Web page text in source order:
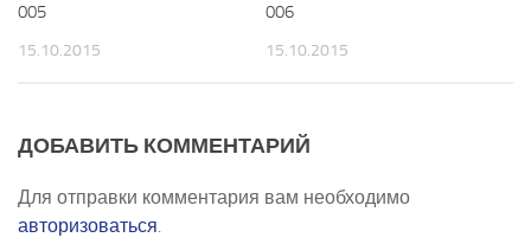
005
15.10.2015
006
15.10.2015
ДОБАВИТЬ КОММЕНТАРИЙ
Для отправки комментария вам необходимо
авторизоваться.